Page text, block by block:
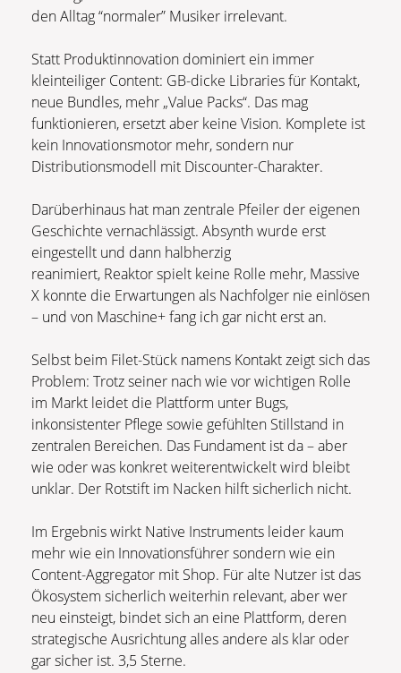
den Alltag “normaler” Musiker irrelevant.
Statt Produktinnovation dominiert ein immer
kleinteiliger Content: GB-dicke Libraries für Kontakt,
neue Bundles, mehr „Value Packs“. Das mag
funktionieren, ersetzt aber keine Vision. Komplete ist
kein Innovationsmotor mehr, sondern nur
Distributionsmodell mit Discounter-Charakter.
Darüberhinaus hat man zentrale Pfeiler der eigenen
Geschichte vernachlässigt. Absynth wurde erst
eingestellt und dann halbherzig
reanimiert, Reaktor spielt keine Rolle mehr, Massive
X konnte die Erwartungen als Nachfolger nie einlösen
– und von Maschine+ fang ich gar nicht erst an.
Selbst beim Filet-Stück namens Kontakt zeigt sich das
Problem: Trotz seiner nach wie vor wichtigen Rolle
im Markt leidet die Plattform unter Bugs,
inkonsistenter Pflege sowie gefühlten Stillstand in
zentralen Bereichen. Das Fundament ist da – aber
wie oder was konkret weiterentwickelt wird bleibt
unklar. Der Rotstift im Nacken hilft sicherlich nicht.
Im Ergebnis wirkt Native Instruments leider kaum
mehr wie ein Innovationsführer sondern wie ein
Content-Aggregator mit Shop. Für alte Nutzer ist das
Ökosystem sicherlich weiterhin relevant, aber wer
neu einsteigt, bindet sich an eine Plattform, deren
strategische Ausrichtung alles andere als klar oder
gar sicher ist. 3,5 Sterne.